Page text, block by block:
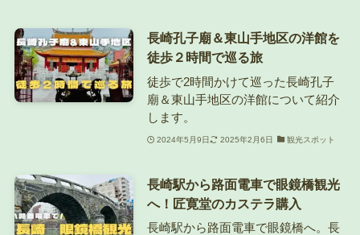
長崎孔子廟＆東山手地区の洋館を
徒歩２時間で巡る旅
徒歩で2時間かけて巡った長崎孔子
廟＆東山手地区の洋館について紹介
します。
2024年5月9日 2025年2月6日 観光スポット
長崎駅から路面電車で眼鏡橋観光
へ！匠寛堂のカステラ購入
長崎駅から路面電車で眼鏡橋へ。長